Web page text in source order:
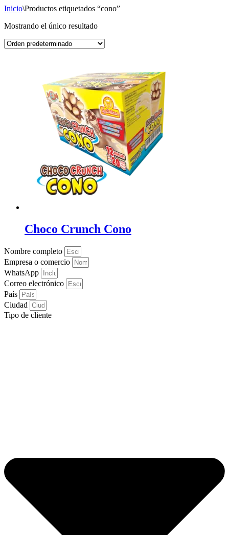
Inicio\Productos etiquetados “cono”
Mostrando el único resultado
Choco Crunch Cono
Nombre completo
Empresa o comercio
WhatsApp
Correo electrónico
País
Ciudad
Tipo de cliente